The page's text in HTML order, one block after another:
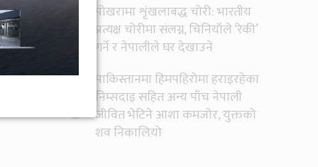
पोखरामा शृंखलाबद्ध चोरी: भारतीय
प्रत्यक्ष चोरीमा संलग्न, चिनियाँले ‘रेकी’
गर्ने र नेपालीले घर देखाउने
पाकिस्तानमा हिमपहिरोमा हराइरहेका
निम्सदाइ सहित अन्य पाँच नेपाली
जीवित भेटिने आशा कमजोर, युक्तको
शव निकालियो